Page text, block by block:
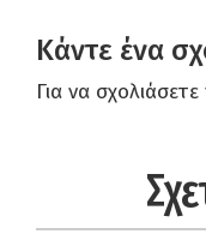
Κάντε ένα
Για να